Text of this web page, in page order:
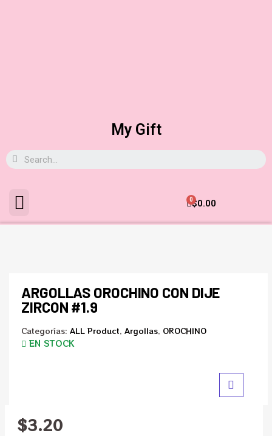
My Gift
$0.00
0
ARGOLLAS OROCHINO CON DIJE
ZIRCON #1.9
Categorías: ALL Product, Argollas, OROCHINO
EN STOCK
$3.20